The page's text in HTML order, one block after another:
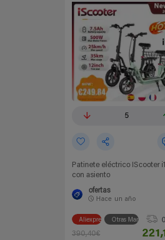
5
Patinete eléctrico IScooter
con asiento
ofertas
Hace un año
Aliexpress Otras Marcas
390,40€